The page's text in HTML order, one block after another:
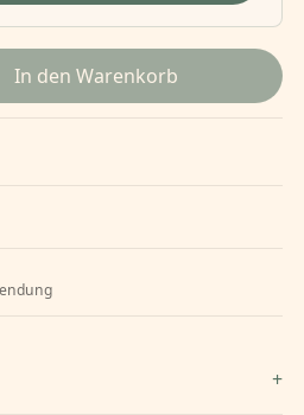
In den Warenkorb